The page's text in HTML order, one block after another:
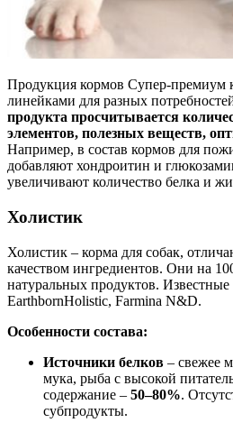
Продукция кормов Супер-премиум
линейками для разных
продукта просчитывается
элементов, полезных веществ,
Например, в состав кормов для
добавляют хондроитин и
увеличивают количество белка и
Холистик
Холистик – корма для собак,
качеством ингредиентов. Они на
натуральных продуктов.
EarthbornHolistic, Farmina N&D.
Особенности состава:
Источники белков – свежее
мука, рыба с высокой
содержание – 50–80%.
субпродукты.